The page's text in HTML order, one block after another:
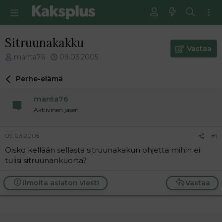
Sitruunakakku
V
e
i
t
u
n
l
o
i
manta76
E
s
m
ä
n
v
e
s
t
09.03.2005
Vastaa
Perhe-elämä
manta76
Aktiivinen jäsen
09.03.2005 #1
Oisko kellään sellasta sitruunakakun ohjetta mihin ei
tulisi sitruunankuorta?
Vastaa
Ilmoita asiaton viesti